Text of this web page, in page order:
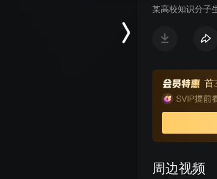
某高校知识分子
潮初期所表现出
首
周边视频